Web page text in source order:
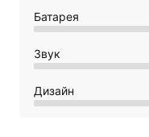
Батарея
Звук
Дизайн